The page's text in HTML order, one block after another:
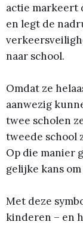
actie markeert
en legt de
naar school.
Omdat ze
aanwezig
twee scholen
tweede school
Op die manier
gelijke kans
Met deze
kinderen – en